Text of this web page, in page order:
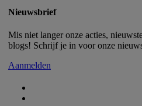
Nieuwsbrief
Mis niet langer onze acties,
blogs! Schrijf je in voor onze
Aanmelden